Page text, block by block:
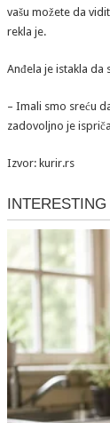
vašu možete da
rekla je.
Anđela je istakla da
– Imali smo sreću
zadovoljno je
Izvor: kurir.rs